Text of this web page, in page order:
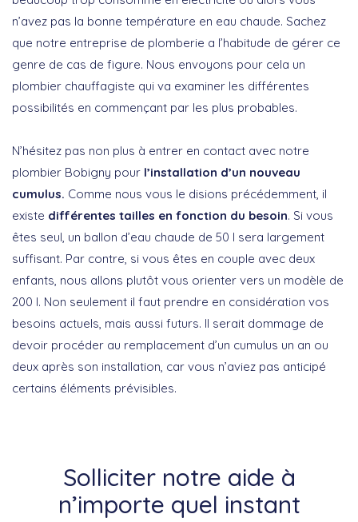
n’avez pas la bonne température en eau chaude. Sachez
que notre entreprise de plomberie a l’habitude de gérer ce
genre de cas de figure. Nous envoyons pour cela un
plombier chauffagiste qui va examiner les différentes
possibilités en commençant par les plus probables.
N’hésitez pas non plus à entrer en contact avec notre
plombier Bobigny pour l’installation d’un nouveau
cumulus. Comme nous vous le disions précédemment, il
existe différentes tailles en fonction du besoin. Si vous
êtes seul, un ballon d’eau chaude de 50 l sera largement
suffisant. Par contre, si vous êtes en couple avec deux
enfants, nous allons plutôt vous orienter vers un modèle de
200 l. Non seulement il faut prendre en considération vos
besoins actuels, mais aussi futurs. Il serait dommage de
devoir procéder au remplacement d’un cumulus un an ou
deux après son installation, car vous n’aviez pas anticipé
certains éléments prévisibles.
Solliciter notre aide à
n’importe quel instant